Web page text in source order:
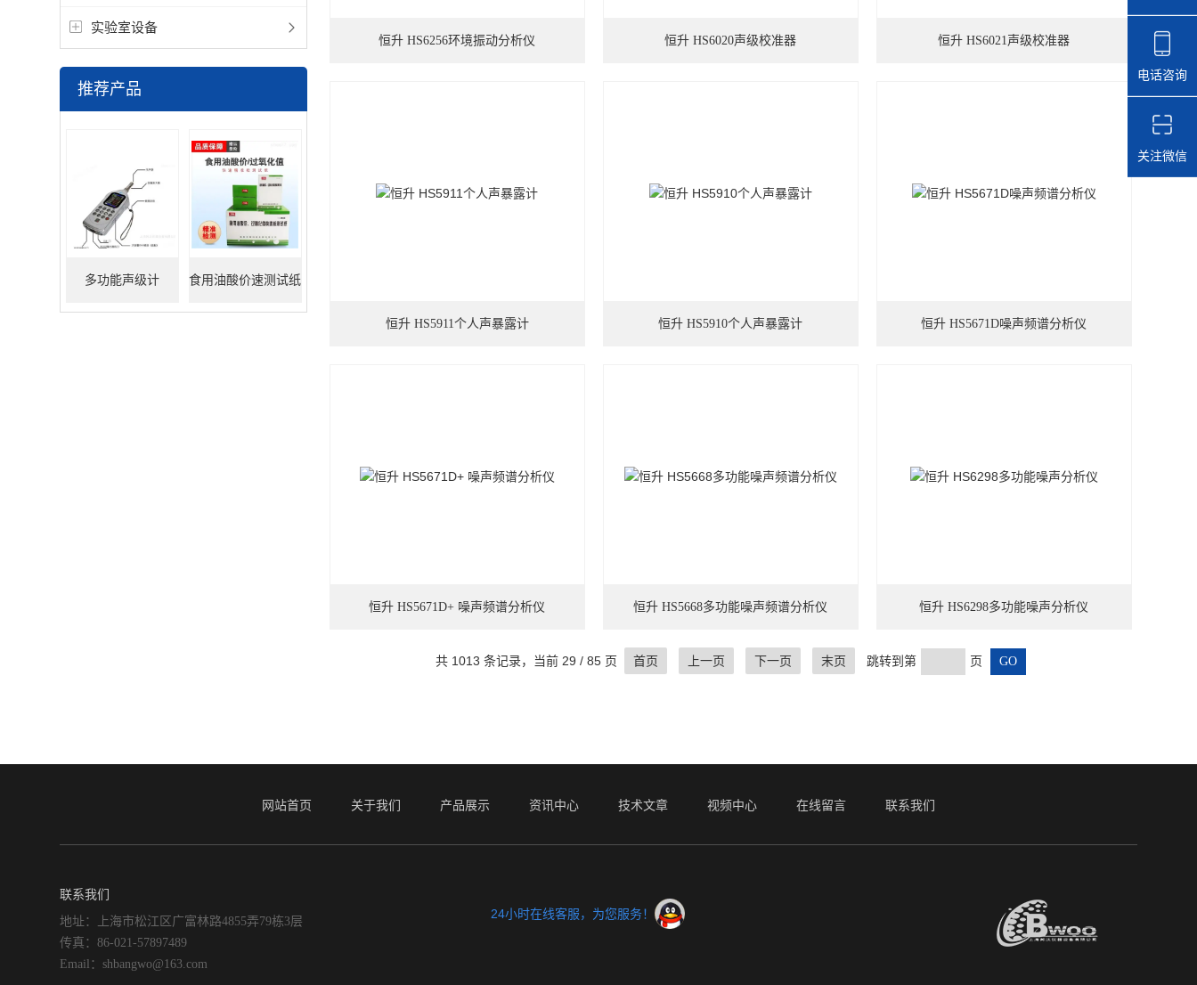
实验室设备
推荐产品
多功能声级计 食用油酸价速测试纸
恒升 HS6256环境振动分析仪 恒升 HS6020声级校准器 恒升 HS6021声级校准器
恒升 HS5911个人声暴露计 恒升 HS5910个人声暴露计 恒升 HS5671D噪声频谱分析仪
恒升 HS5671D+ 噪声频谱分析仪 恒升 HS5668多功能噪声频谱分析仪 恒升 HS6298多功能噪声分析仪
共 1013 条记录，当前 29 / 85 页 首页 上一页 下一页 末页 跳转到第 页
网站首页 关于我们 产品展示 资讯中心 技术文章 视频中心 在线留言 联系我们
联系我们
地址：上海市松江区广富林路4855弄79栋3层
传真：86-021-57897489
Email：shbangwo@163.com
24小时在线客服，为您服务！
电话咨询
关注微信